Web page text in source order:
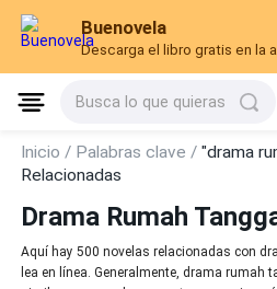
Buenovela
Descarga el libro gratis en la
Busca lo que quieras
Inicio / Palabras clave /"drama
Relacionadas
Drama Rumah
Aquí hay 500 novelas relacionadas con
lea en línea. Generalmente, drama rumah